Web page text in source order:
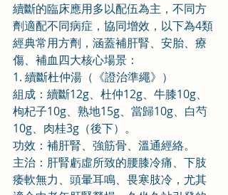
續斷的臨床應用多以配伍為主，不同方
劑適配不同病症，協同增效，以下為4類
經典常用方劑，涵蓋補肝腎、安胎、療
傷、補血四大核心場景：
1. 續斷杜仲湯（《證治準繩》）
組成：續斷12g、杜仲12g、牛膝10g、
枸杞子10g、熟地15g、當歸10g、白芍
10g、肉桂3g（後下）。
功效：補肝腎、強筋骨、溫通經絡。
主治：肝腎虧虛所致的腰膝冷痛、下肢
痿軟無力、頭暈耳鳴、畏寒肢冷，尤其